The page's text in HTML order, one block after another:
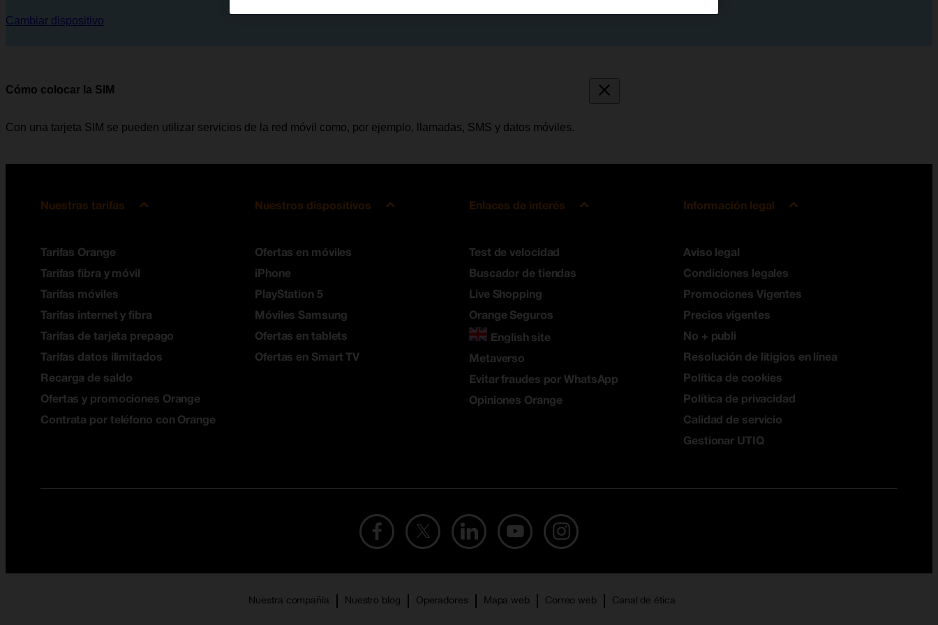
Cambiar dispositivo
Cómo colocar la SIM
Con una tarjeta SIM se pueden utilizar servicios de la red móvil como, por ejemplo, llamadas, SMS y datos móviles.
Nuestras tarifas
Tarifas Orange
Tarifas fibra y móvil
Tarifas móviles
Tarifas internet y fibra
Tarifas de tarjeta prepago
Tarifas datos ilimitados
Recarga de saldo
Ofertas y promociones Orange
Contrata por teléfono con Orange
Nuestros dispositivos
Ofertas en móviles
iPhone
PlayStation 5
Móviles Samsung
Ofertas en tablets
Ofertas en Smart TV
Enlaces de interés
Test de velocidad
Buscador de tiendas
Live Shopping
Orange Seguros
English site
Metaverso
Evitar fraudes por WhatsApp
Opiniones Orange
Información legal
Aviso legal
Condiciones legales
Promociones Vigentes
Precios vigentes
No + publi
Resolución de litigios en línea
Política de cookies
Política de privacidad
Calidad de servicio
Gestionar UTIQ
Nuestra compañía Nuestro blog Operadores Mapa web Correo web Canal de ética